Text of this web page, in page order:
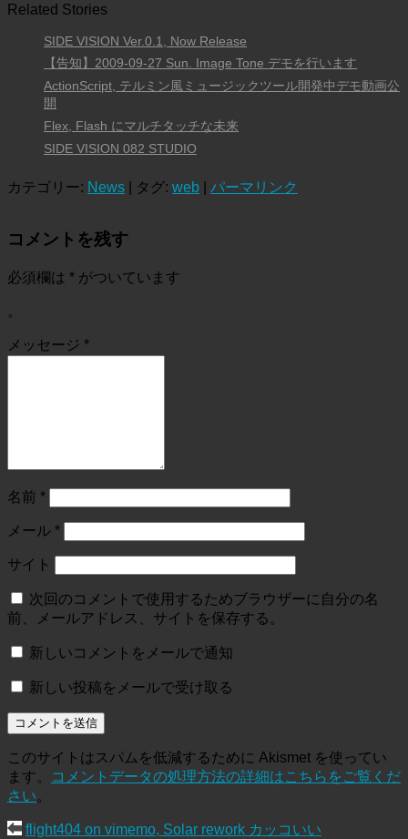
Related Stories
SIDE VISION Ver.0.1, Now Release
【告知】2009-09-27 Sun. Image Tone デモを行います
ActionScript, テルミン風ミュージックツール開発中デモ動画公
開
Flex, Flash にマルチタッチな未来
SIDE VISION 082 STUDIO
カテゴリー: News | タグ: web パーマリンク
コメントを残す
必須欄は * がついています
。
メッセージ *
名前 *
メール *
サイト
次回のコメントで使用するためブラウザーに自分の名
前、メールアドレス、サイトを保存する。
新しいコメントをメールで通知
新しい投稿をメールで受け取る
このサイトはスパムを低減するために Akismet を使ってい
ます。
コメントデータの処理方法の詳細はこちらをご覧くだ
さい。
flight404 on vimemo, Solar rework カッコいい